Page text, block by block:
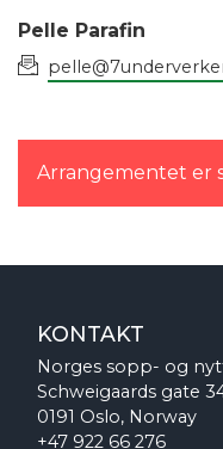
Pelle Parafin
Arrangementet er
KONTAKT
Norges sopp- og
Schweigaards gate
0191 Oslo, Norway
+47 922 66 276